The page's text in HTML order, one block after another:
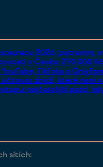
2026: potraviny,
v Česku: 270 000 Kč
TikToku a
účtovat zboží, které není
nejčastější pasti,
sítích: